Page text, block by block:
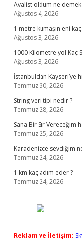
Avalist oldum ne demek
Ağustos 4, 2026
1 metre kumaşın eni kaç
Ağustos 3, 2026
1000 Kilometre yol Kaç
Ağustos 3, 2026
İstanbuldan Kayseri’ye
Temmuz 30, 2026
String veri tipi nedir ?
Temmuz 28, 2026
Sana Bir Sır Vereceğim
Temmuz 25, 2026
Karadenizce sevdiğim
Temmuz 24, 2026
1 km kaç adım eder ?
Temmuz 24, 2026
Reklam ve İletişim: